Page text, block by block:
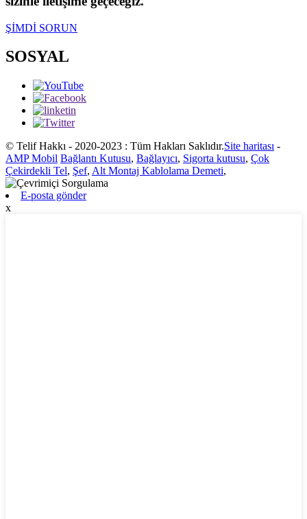
ŞİMDİ SORUN
SOSYAL
© Telif Hakkı - 2020-2023 : Tüm Hakları Saklıdır.Site haritası -
AMP Mobil Bağlantı Kutusu, Bağlayıcı, Sigorta kutusu, Çok
Çekirdekli Tel, Şef, Alt Montaj Kablolama Demeti,
E-posta gönder
x